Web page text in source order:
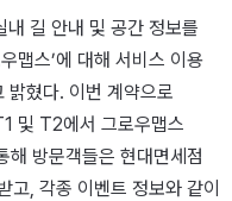
길 안내 및 공간 정보를
맵스’에 대해 서비스 이용
혔다. 이번 계약으로
및 T2에서 그로우맵스
해 방문객들은 현대면세점
고, 각종 이벤트 정보와 같이